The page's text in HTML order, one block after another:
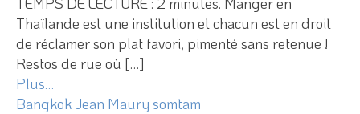
Thaïlande est une institution et chacun est en droit
de réclamer son plat favori, pimenté sans retenue !
Restos de rue où […]
Plus…
BangkokJean Maury somtam